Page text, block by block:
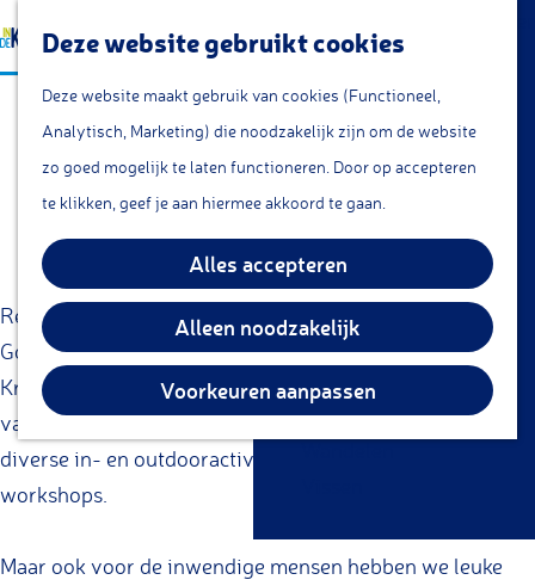
Deze website gebruikt cookies
Deze website maakt gebruik van cookies (Functioneel,
Analytisch, Marketing) die noodzakelijk zijn om de website
zo goed mogelijk te laten functioneren. Door op accepteren
te klikken, geef je aan hiermee akkoord te gaan.
Alles accepteren
Alleen noodzakelijk
Voorkeuren aanpassen
a
e
h
o
m
e
p
g
Z
e
k
e
n
e
n
u
Snacks
Cafe & Bar
Restaurants
Theetuin
IJs
Groepsarrangementen
Streekproducten
KOM DOEN
Fietsen
Dagje uit in de omgeving
van Gouda
Regelmatig op zoek naar iets leuks in de buurt van
Gouda? "Kom over de brug" en ontdek het moois van de
Krimpenerwaard. Op onze website een overzicht met tal
van leuke fiets- en wandelroutes. Een overzicht met
diverse in- en outdooractiviteiten en een groot aantal
workshops.
Maar ook voor de inwendige mensen hebben we leuke